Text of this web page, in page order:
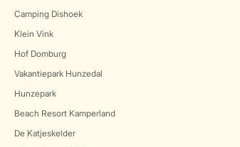
Camping Dishoek
Klein Vink
Hof Domburg
Vakantiepark Hunzedal
Hunzepark
Beach Resort Kamperland
De Katjeskelder